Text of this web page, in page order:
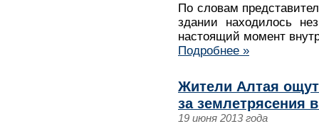
По словам
здании находилось
настоящий момент
Подробнее »
Жители Алтая
за землетрясения
19 июня 2013 года